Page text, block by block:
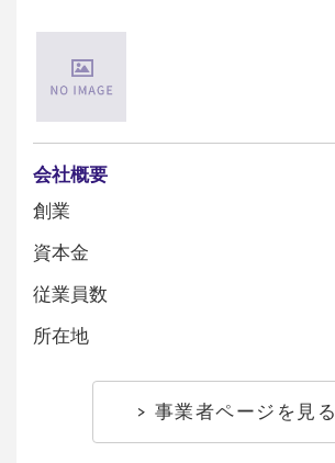
会社概要
創業
資本金
従業員数
所在地
事業者ページを見る